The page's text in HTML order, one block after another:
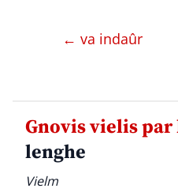
← va indaûr
Gnovis vielis
lenghe
Vielm